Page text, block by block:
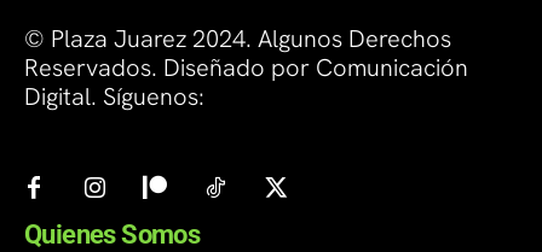
© Plaza Juarez 2024. Algunos Derechos
Reservados. Diseñado por Comunicación
Digital. Síguenos:
Quienes Somos